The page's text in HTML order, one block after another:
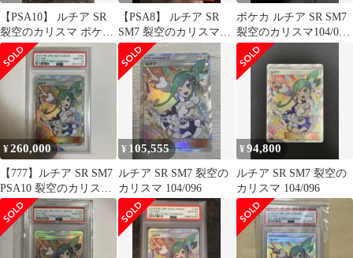
【PSA10】 ルチア SR
裂空のカリスマ ポケモ
ンカード
【PSA8】 ルチア SR
SM7 裂空のカリスマ
104/096
ポケカ ルチア SR SM7
裂空のカリスマ104/096
PSA10早い者勝ち
¥260,000
【777】ルチア SR SM7
PSA10 裂空のカリスマ
104/096
¥ 105,555
ルチア SR SM7 裂空の
カリスマ 104/096
¥94,800
ルチア SR SM7 裂空の
カリスマ 104/096